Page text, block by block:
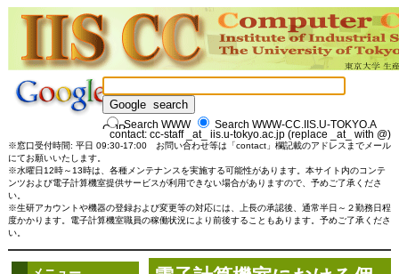
Search WWW Search WWW-CC.IIS.U-TOKYO.A
C.JP
contact: cc-staff _at_ iis.u-tokyo.ac.jp(replace _at_ with @)
※窓口受付時間: 平日 09:30-17:00 お問い合わせ等は「contact」欄記載のアドレスまでメール
にてお願いいたします。
※水曜日12時～13時は、各種メンテナンスを実施する可能性があります。本サイト内のコンテ
ンツおよび電子計算機室提供サービスが利用できない場合がありますので、予めご了承くださ
い。
※生研アカウントや機器の登録および変更等の対応には、上長の承認後、通常半日～２勤務日程
度かかります。電子計算機室職員の稼働状況により前後することもあります。予めご了承くださ
い。